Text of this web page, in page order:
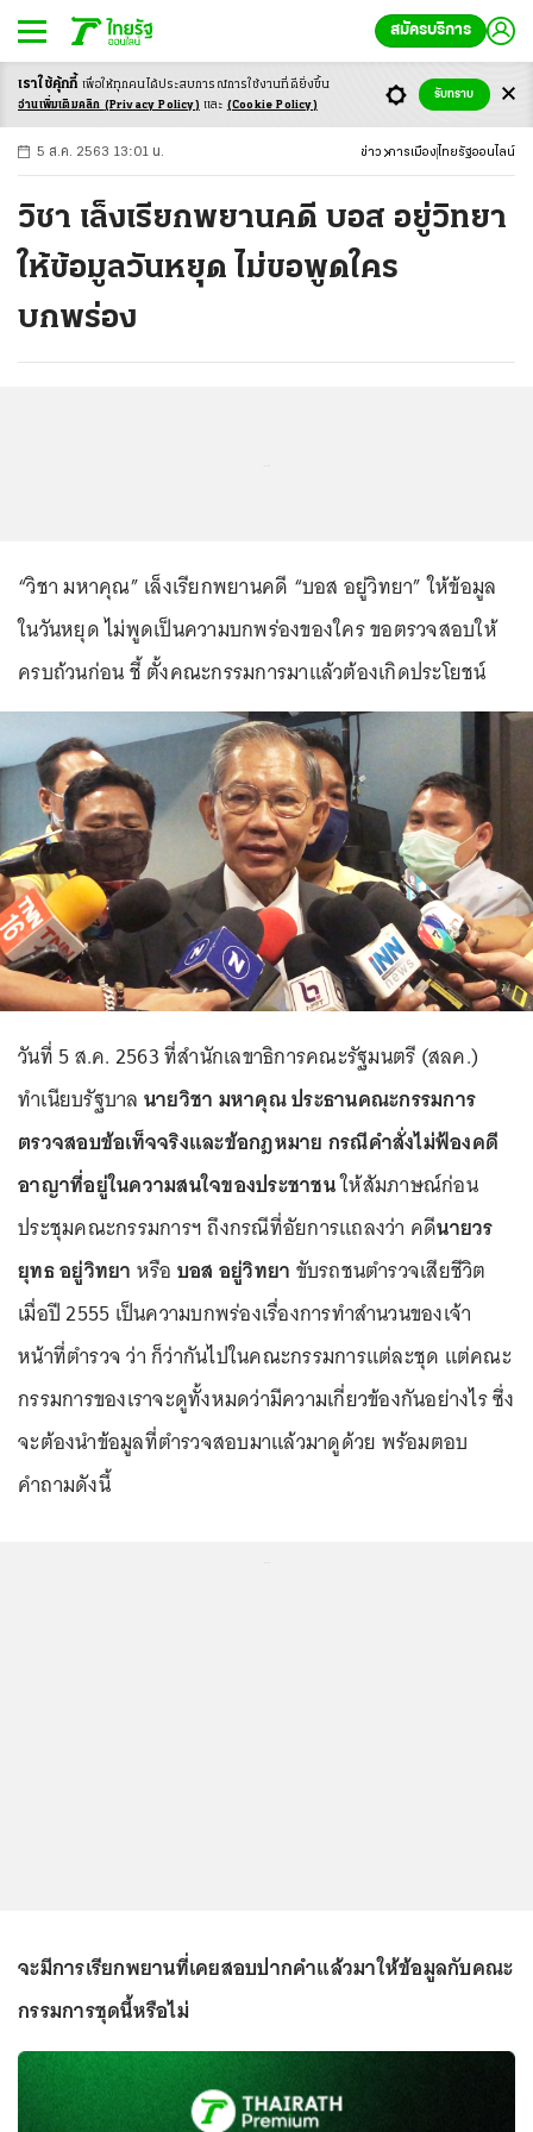
สมัครบริการ
-ก ก ก+
5 ส.ค. 2563 13:01 น. ข่าว การเมือง ไทยรัฐออนไลน์
วิชา เล็งเรียกพยานคดี บอส อยู่วิทยา
ให้ข้อมูลวันหยุด ไม่ขอพูดใคร
บกพร่อง
“วิชา มหาคุณ” เล็งเรียกพยานคดี “บอส อยู่วิทยา” ให้ข้อมูล
ในวันหยุด ไม่พูดเป็นความบกพร่องของใคร ขอตรวจสอบให้
ครบถ้วนก่อน ชี้ ตั้งคณะกรรมการมาแล้วต้องเกิดประโยชน์
วันที่ 5 ส.ค. 2563 ที่สำนักเลขาธิการคณะรัฐมนตรี (สลค.)
ทำเนียบรัฐบาล นายวิชา มหาคุณ ประธานคณะกรรมการ
ตรวจสอบข้อเท็จจริงและข้อกฎหมาย กรณีคำสั่งไม่ฟ้องคดี
อาญาที่อยู่ในความสนใจของประชาชนให้สัมภาษณ์ก่อน
ประชุมคณะกรรมการฯ ถึงกรณีที่อัยการแถลงว่า คดีนายวร
ยุทธ อยู่วิทยา หรือ บอส อยู่วิทยา ขับรถชนตำรวจเสียชีวิต
เมื่อปี 2555 เป็นความบกพร่องเรื่องการทำสำนวนของเจ้า
หน้าที่ตำรวจ ว่า ก็ว่ากันไปในคณะกรรมการแต่ละชุด แต่คณะ
กรรมการของเราจะดูทั้งหมดว่ามีความเกี่ยวข้องกันอย่างไร ซึ่ง
จะต้องนำข้อมูลที่ตำรวจสอบมาแล้วมาดูด้วย พร้อมตอบ
คำถามดังนี้
จะมีการเรียกพยานที่เคยสอบปากคำแล้วมาให้ข้อมูลกับคณะ
กรรมการชุดนี้หรือไม่
เราใช้คุ้กกี้ เพื่อให้ทุกคนได้ประสบการณ์การใช้งานที่ดียิ่งขึ้น
อ่านเพิ่มเติมคลิก (Privacy Policy) และ (Cookie Policy)
รับทราบ